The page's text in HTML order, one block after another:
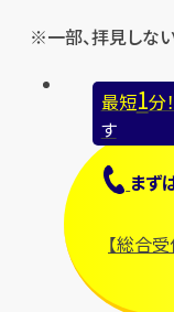
※一部、拝見しな
最短1分！
す
まず
【総合